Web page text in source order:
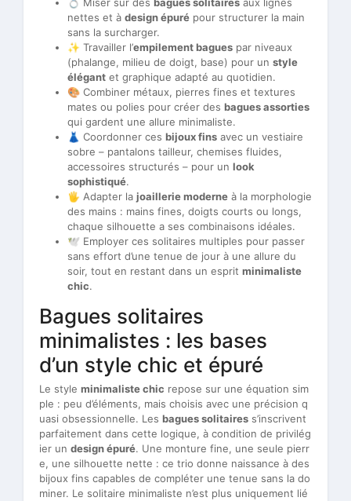
nettes et à design épuré pour structurer la main
sans la surcharger.
✨ Travailler l’empilement bagues par niveaux
(phalange, milieu de doigt, base) pour un style
élégant et graphique adapté au quotidien.
🎨 Combiner métaux, pierres fines et textures
mates ou polies pour créer des bagues assorties
qui gardent une allure minimaliste.
👗 Coordonner ces bijoux fins avec un vestiaire
sobre – pantalons tailleur, chemises fluides,
accessoires structurés – pour un look
sophistiqué.
🖐️ Adapter la joaillerie moderne à la morphologie
des mains : mains fines, doigts courts ou longs,
chaque silhouette a ses combinaisons idéales.
🕊️ Employer ces solitaires multiples pour passer
sans effort d’une tenue de jour à une allure du
soir, tout en restant dans un esprit minimaliste
chic.
Bagues solitaires
minimalistes : les bases
d’un style chic et épuré
Le style minimaliste chic repose sur une équation sim
ple : peu d’éléments, mais choisis avec une précision q
uasi obsessionnelle. Les bagues solitaires s’inscrivent
parfaitement dans cette logique, à condition de privilég
ier un design épuré. Une monture fine, une seule pierr
e, une silhouette nette : ce trio donne naissance à des
bijoux fins capables de compléter une tenue sans la do
miner. Le solitaire minimaliste n’est plus uniquement lié